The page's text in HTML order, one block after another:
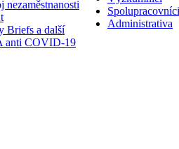
nezaměstnanosti
Briefs a další
anti COVID-19
Spolupracovníci
Administrativa